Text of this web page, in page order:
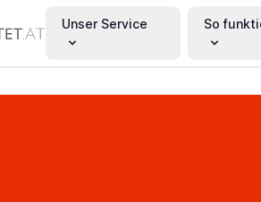
Unser Service So